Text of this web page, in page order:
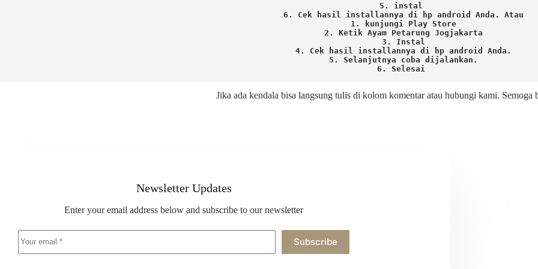
5. instal
6. Cek hasil installannya di hp android Anda. Atau
1. kunjungi Play Store
2. Ketik Ayam Petarung Jogjakarta
3. Instal
4. Cek hasil installannya di hp android Anda.
5. Selanjutnya coba dijalankan.
6. Selesai
Jika ada kendala bisa langsung tulis di kolom komentar atau hubungi kami.
Newsletter Updates
Enter your email address below and subscribe to our newsletter
Subscribe